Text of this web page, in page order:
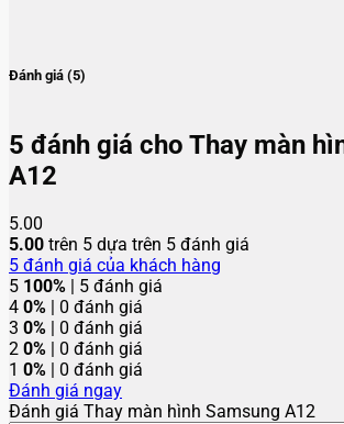
Đánh giá (5)
5 đánh giá cho Thay màn
A12
5.00
5.00 trên 5 dựa trên 5 đánh giá
5 đánh giá của khách hàng
5 100% | 5 đánh giá
4 0% | 0 đánh giá
3 0% | 0 đánh giá
2 0% | 0 đánh giá
1 0% | 0 đánh giá
Đánh giá ngay
Đánh giá Thay màn hình Samsung A12